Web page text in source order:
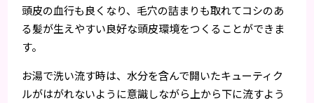
頭皮の血行も良くなり、毛穴の詰まりも取れてコシのあ
る髪が生えやすい良好な頭皮環境をつくることができま
す。
お湯で洗い流す時は、水分を含んで開いたキューティク
ルがはがれないように意識しながら上から下に流すよう